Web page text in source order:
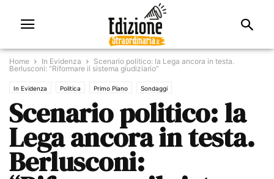
Home In Evidenza
Scenario politico: la Lega ancora in testa.
Berlusconi: “Riformare il sistema giudiziario”
In Evidenza Politica Primo Piano Sondaggi
Scenario politico: la
Lega ancora in testa.
Berlusconi: